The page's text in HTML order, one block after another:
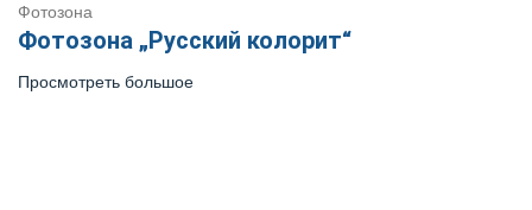
Фотозона
Фотозона „Русский колорит“
Просмотреть большое